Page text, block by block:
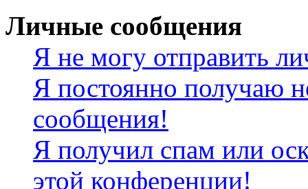
Личные сообщения
Я не могу отправить
Я постоянно получаю
сообщения!
Я получил спам или
этой конференции!